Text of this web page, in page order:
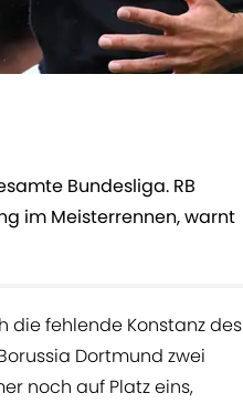
Bundesliga. RB
im Meisterrennen, warnt
die fehlende Konstanz des
Dortmund zwei
noch auf Platz eins,